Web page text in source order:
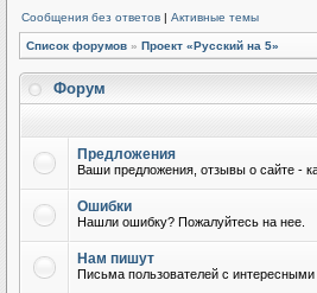
Сообщения без ответов | Активные темы
Список форумов » Проект «Русский на 5»
Форум
Предложения
Ваши предложения, отзывы о сайте -
Ошибки
Нашли ошибку? Пожалуйтесь на нее.
Нам пишут
Письма пользователей с